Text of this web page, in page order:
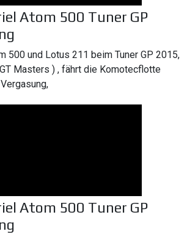
Atom 500 Tuner GP
500 und Lotus 211 beim Tuner GP 2015,
Masters ) , fährt die Komotecflotte
Atom 500 Tuner GP